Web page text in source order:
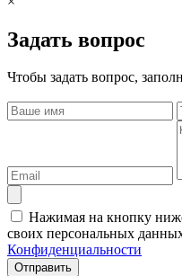
Задать вопрос
Чтобы задать вопрос,
Нажимая на кнопку
своих персональных
Конфиденциальности
Отправить